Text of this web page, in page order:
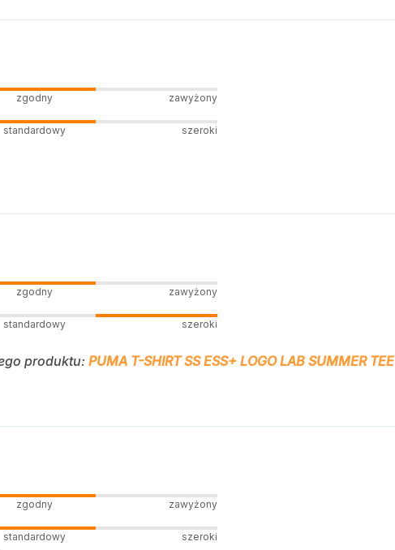
zgodny
zawyżony
standardowy szeroki
zgodny
zawyżony
standardowy szeroki
produktu: PUMA T-SHIRT SS ESS+ LOGO LAB SUMMER TEE
zgodny
zawyżony
standardowy szeroki